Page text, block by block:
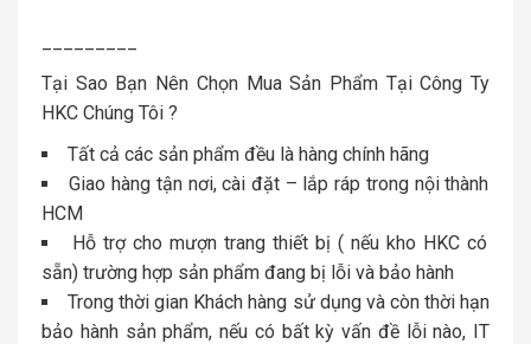
Tại Sao Bạn Nên Chọn Mua Sản Phẩm Tại Công Ty
HKC Chúng Tôi ?
Tất cả các sản phẩm đều là hàng chính hãng
Giao hàng tận nơi, cài đặt – lắp ráp trong nội thành
HCM
Hỗ trợ cho mượn trang thiết bị ( nếu kho HKC có
sẵn) trường hợp sản phẩm đang bị lỗi và bảo hành
Trong thời gian Khách hàng sử dụng và còn thời hạn
bảo hành sản phẩm, nếu có bất kỳ vấn đề lỗi nào, IT